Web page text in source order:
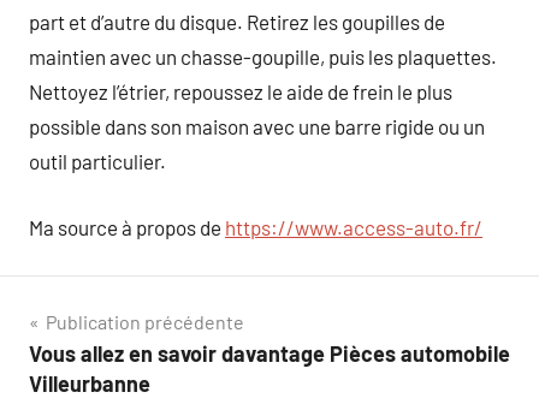
part et d’autre du disque. Retirez les goupilles de
maintien avec un chasse-goupille, puis les plaquettes.
Nettoyez l’étrier, repoussez le aide de frein le plus
possible dans son maison avec une barre rigide ou un
outil particulier.
Ma source à propos de https://www.access-auto.fr/
Navigation
de
Publication précédente
Vous allez en savoir davantage Pièces automobile
Villeurbanne